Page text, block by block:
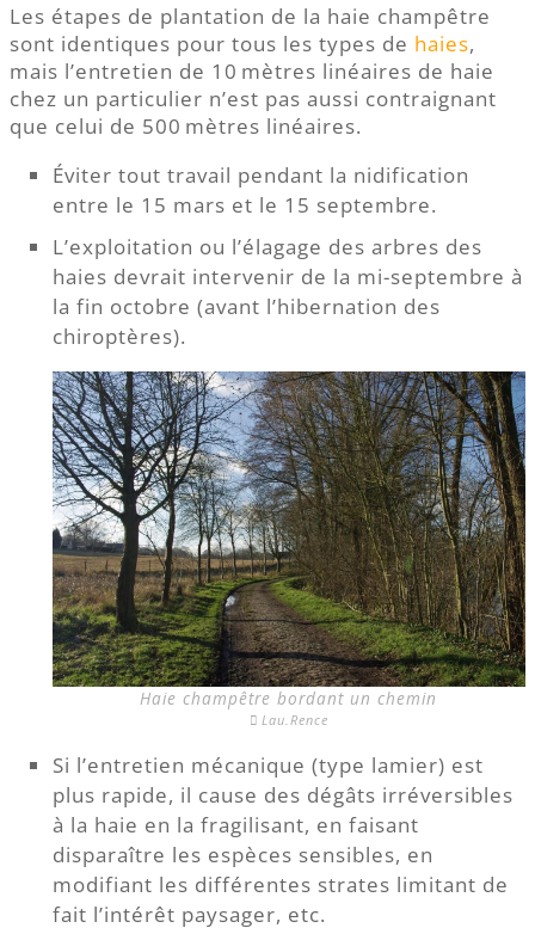
Les étapes de plantation de la haie champêtre
sont identiques pour tous les types de haies,
mais l’entretien de 10 mètres linéaires de haie
chez un particulier n’est pas aussi contraignant
que celui de 500 mètres linéaires.
Éviter tout travail pendant la nidification
entre le 15 mars et le 15 septembre.
L’exploitation ou l’élagage des arbres des
haies devrait intervenir de la mi-septembre à
la fin octobre (avant l’hibernation des
chiroptères).
Haie champêtre bordant un chemin
Lau.Rence
Si l’entretien mécanique (type lamier) est
plus rapide, il cause des dégâts irréversibles
à la haie en la fragilisant, en faisant
disparaître les espèces sensibles, en
modifiant les différentes strates limitant de
fait l’intérêt paysager, etc.